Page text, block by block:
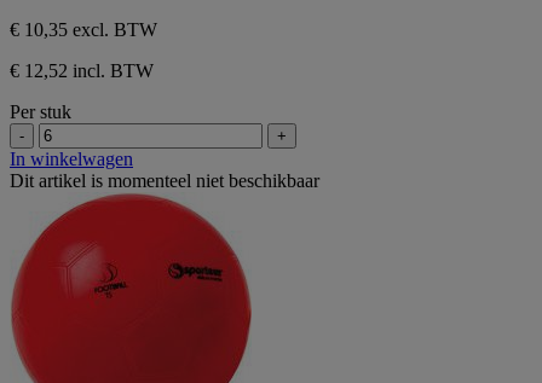
€ 10,35 excl. BTW
€ 12,52 incl. BTW
Per stuk
- +
In winkelwagen
Dit artikel is momenteel niet beschikbaar